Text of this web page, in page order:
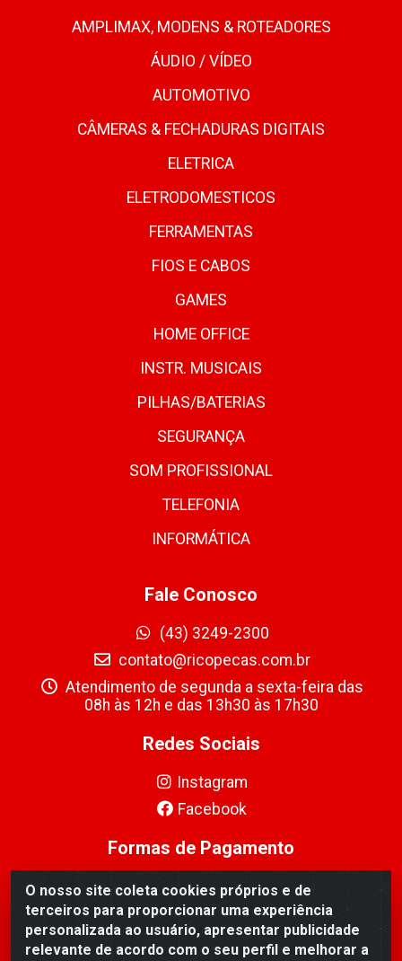
O nosso site coleta cookies próprios e de
terceiros para proporcionar uma experiência
personalizada ao usuário, apresentar publicidade
relevante de acordo com o seu perfil e melhorar a
AMPLIMAX, MODENS & ROTEADORES
ÁUDIO / VÍDEO
AUTOMOTIVO
CÂMERAS & FECHADURAS DIGITAIS
ELETRICA
ELETRODOMESTICOS
FERRAMENTAS
FIOS E CABOS
GAMES
HOME OFFICE
INSTR. MUSICAIS
PILHAS/BATERIAS
SEGURANÇA
SOM PROFISSIONAL
TELEFONIA
INFORMÁTICA
Fale Conosco
(43) 3249-2300
contato@ricopecas.com.br
Atendimento de segunda a sexta-feira das
08h às 12h e das 13h30 às 17h30
Redes Sociais
Instagram
Facebook
Formas de Pagamento
Ricopeças Comércio de componentes Eletrônicos Ltda -